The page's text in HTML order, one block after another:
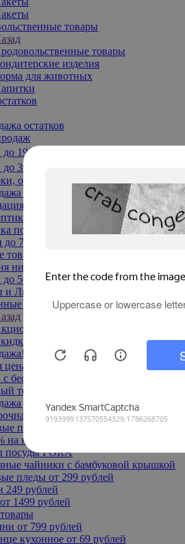
товары
товары
изделия
для животных
остатков
199₽
399₽
обувницы
текстиля до -50%
до -70%
по 129 руб
70%
товары
низкой цены
500 руб
и Лимоны
товары
товары
20% по промокоду
Ульяновск до -70%
бесплатной доставкой
текстиль
до -50%
посуда
полотенца
на ковры
посуды FORA
чайники с бамбуковой крышкой
пледы от 299 рублей
249 рублей
1499 рублей
от 799 рублей
кухонное от 69 рублей